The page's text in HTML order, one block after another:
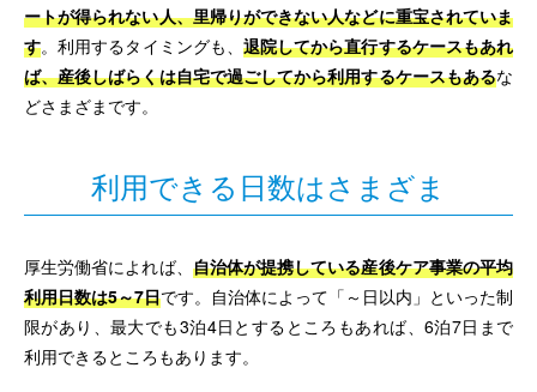
ートが得られない人、里帰りができない人などに重宝されていま
す。利用するタイミングも、 退院してから直行するケースもあれ
ば、産後しばらくは自宅で過ごしてから利用するケースもあるな
どさまざまです。
利用できる日数はさまざま
厚生労働省によれば、 自治体が提携している産後ケア事業の平均
利用日数は5～7日です。自治体によって「～日以内」といった制
限があり、最大でも3泊4日とするところもあれば、6泊7日まで
利用できるところもあります。